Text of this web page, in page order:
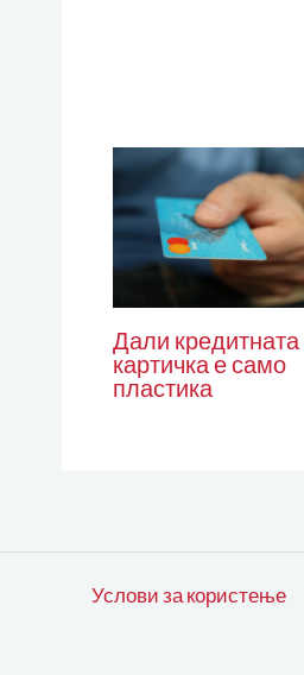
Дали кредитната
картичка е само
пластика
Услови за користење